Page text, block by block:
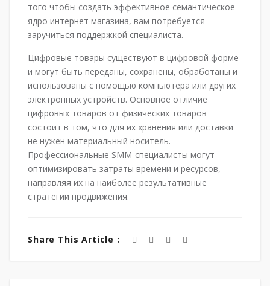
того чтобы создать эффективное семантическое
ядро интернет магазина, вам потребуется
заручиться поддержкой специалиста.
Цифровые товары существуют в цифровой форме
и могут быть переданы, сохранены, обработаны и
использованы с помощью компьютера или других
электронных устройств. Основное отличие
цифровых товаров от физических товаров
состоит в том, что для их хранения или доставки
не нужен материальный носитель.
Профессиональные SMM-специалисты могут
оптимизировать затраты времени и ресурсов,
направляя их на наиболее результативные
стратегии продвижения.
Share This Article :